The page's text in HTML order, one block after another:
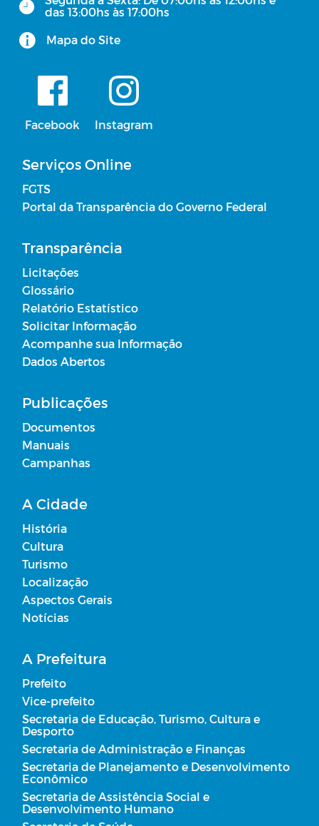
das 13:00hs às 17:00hs
Mapa do Site
Facebook Instagram
Serviços Online
FGTS
Portal da Transparência do Governo Federal
Transparência
Licitações
Glossário
Relatório Estatístico
Solicitar Informação
Acompanhe sua Informação
Dados Abertos
Publicações
Documentos
Manuais
Campanhas
A Cidade
História
Cultura
Turismo
Localização
Aspectos Gerais
Notícias
A Prefeitura
Prefeito
Vice-prefeito
Secretaria de Educação, Turismo, Cultura e
Desporto
Secretaria de Administração e Finanças
Secretaria de Planejamento e Desenvolvimento
Econômico
Secretaria de Assistência Social e
Desenvolvimento Humano